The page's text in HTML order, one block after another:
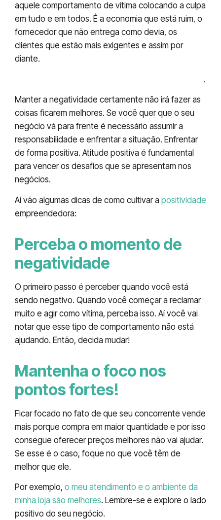
aquele comportamento de vítima colocando a culpa
em tudo e em todos. É a economia que está ruim, o
fornecedor que não entrega como devia, os
clientes que estão mais exigentes e assim por
diante.
.
Manter a negatividade certamente não irá fazer as
coisas ficarem melhores. Se você quer que o seu
negócio vá para frente é necessário assumir a
responsabilidade e enfrentar a situação. Enfrentar
de forma positiva. Atitude positiva é fundamental
para vencer os desafios que se apresentam nos
negócios.
Aí vão algumas dicas de como cultivar a positividade
empreendedora:
Perceba o momento de
negatividade
O primeiro passo é perceber quando você está
sendo negativo. Quando você começar a reclamar
muito e agir como vítima, perceba isso. Aí você vai
notar que esse tipo de comportamento não está
ajudando. Então, decida mudar!
Mantenha o foco nos
pontos fortes!
Ficar focado no fato de que seu concorrente vende
mais porque compra em maior quantidade e por isso
consegue oferecer preços melhores não vai ajudar.
Se esse é o caso, foque no que você têm de
melhor que ele.
Por exemplo, o meu atendimento e o ambiente da
minha loja são melhores. Lembre-se e explore o lado
positivo do seu negócio.